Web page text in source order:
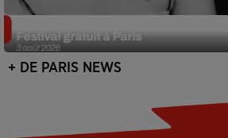
3 août 2026
Festival gratuit à Paris
+ DE PARIS NEWS